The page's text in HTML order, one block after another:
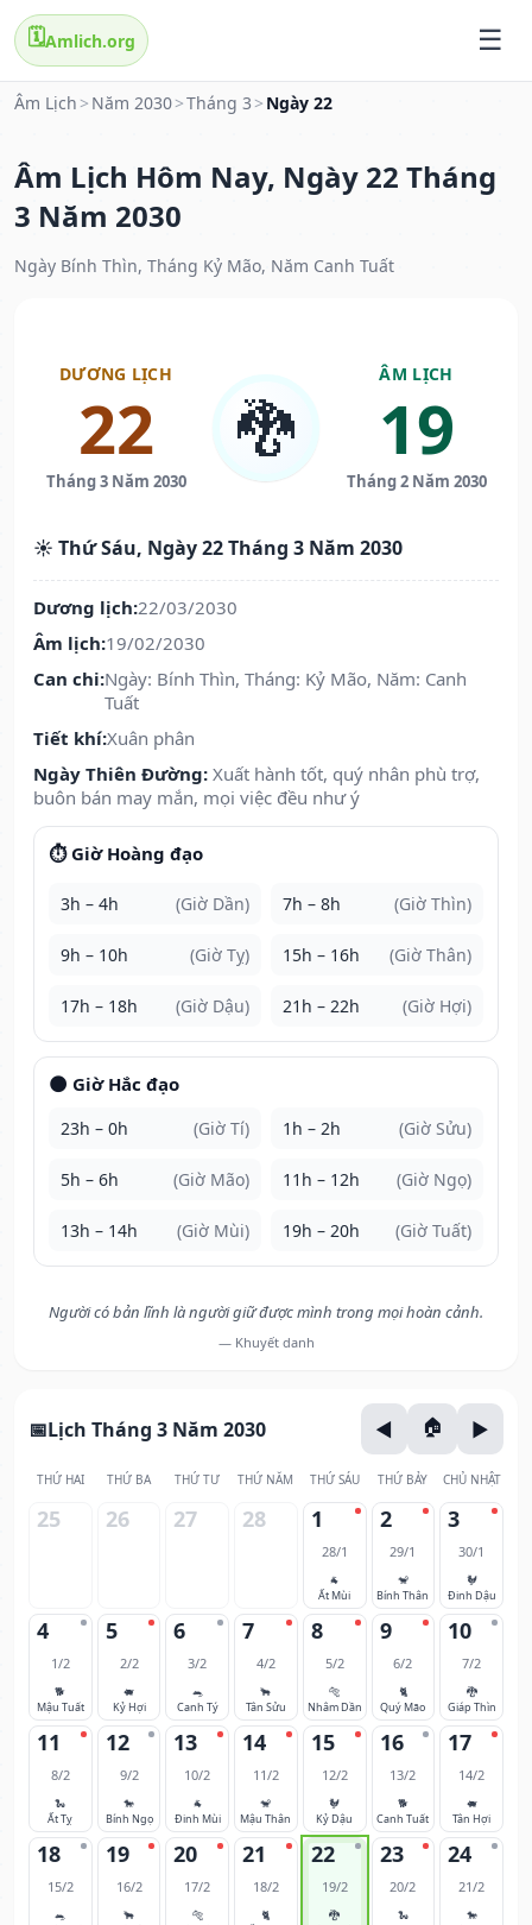
🗓️Amlich.org
Âm Lịch > Năm 2030>Tháng 3 > Ngày 22
Âm Lịch Hôm Nay, Ngày 22 Tháng
3 Năm 2030
Ngày Bính Thìn, Tháng Kỷ Mão, Năm Canh Tuất
DƯƠNG LỊCH
22
Tháng 3 Năm 2030
🐉
ÂM LỊCH
19
Tháng 2 Năm 2030
☀️ Thứ Sáu, Ngày 22 Tháng 3 Năm 2030
Dương lịch:22/03/2030
Âm lịch:19/02/2030
Can chi:Ngày: Bính Thìn, Tháng: Kỷ Mão, Năm: Canh
Tuất
Tiết khí:Xuân phân
Ngày Thiên Đường: Xuất hành tốt, quý nhân phù trợ,
buôn bán may mắn, mọi việc đều như ý
⏱️ Giờ Hoàng đạo
3h – 4h (Giờ Dần) 7h – 8h (Giờ Thìn)
9h – 10h (Giờ Tỵ) 15h – 16h (Giờ Thân)
17h – 18h (Giờ Dậu) 21h – 22h (Giờ Hợi)
🌑 Giờ Hắc đạo
23h – 0h (Giờ Tí) 1h – 2h (Giờ Sửu)
5h – 6h (Giờ Mão) 11h – 12h (Giờ Ngọ)
13h – 14h (Giờ Mùi) 19h – 20h (Giờ Tuất)
Người có bản lĩnh là người giữ được mình trong mọi hoàn cảnh.
— Khuyết danh
Lịch Tháng 3 Năm 2030
THỨ HAI THỨ BA THỨ TƯ THỨ NĂM THỨ SÁU THỨ BẢY CHỦ NHẬT
25 26 27 28 1
28/1
🐐
Ất Mùi
2
29/1
🐒
Bính Thân
3
30/1
🐓
Đinh Dậu
4
1/2
🐕
Mậu Tuất
5
2/2
🐖
Kỷ Hợi
6
3/2
🐀
Canh Tý
7
4/2
🐂
Tân Sửu
8
5/2
🐅
Nhâm Dần
9
6/2
🐈
Quý Mão
10
7/2
🐉
Giáp Thìn
11
8/2
🐍
Ất Tỵ
12
9/2
🐎
Bính Ngọ
13
10/2
🐐
Đinh Mùi
14
11/2
🐒
Mậu Thân
15
12/2
🐓
Kỷ Dậu
16
13/2
🐕
Canh Tuất
17
14/2
🐖
Tân Hợi
18
15/2
🐀
19
16/2
🐂
20
17/2
🐅
21
18/2
🐈
22
19/2
🐉
23
20/2
🐍
24
21/2
🐎